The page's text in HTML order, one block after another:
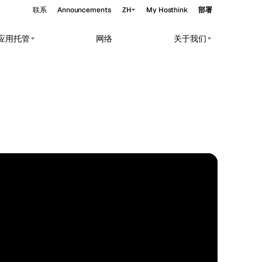
联系 Announcements ZH My Hosthink 部署
用托管 网络 关于我们